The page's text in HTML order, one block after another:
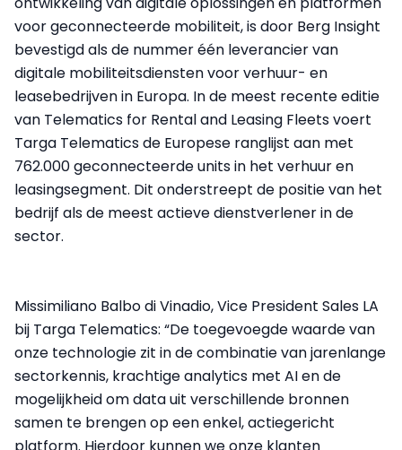
voor geconnecteerde mobiliteit, is door Berg Insight
bevestigd als de nummer één leverancier van
digitale mobiliteitsdiensten voor verhuur- en
leasebedrijven in Europa. In de meest recente editie
van Telematics for Rental and Leasing Fleets voert
Targa Telematics de Europese ranglijst aan met
762.000 geconnecteerde units in het verhuur en
leasingsegment. Dit onderstreept de positie van het
bedrijf als de meest actieve dienstverlener in de
sector.
Missimiliano Balbo di Vinadio, Vice President Sales LA
bij Targa Telematics: “De toegevoegde waarde van
onze technologie zit in de combinatie van jarenlange
sectorkennis, krachtige analytics met AI en de
mogelijkheid om data uit verschillende bronnen
samen te brengen op een enkel, actiegericht
platform. Hierdoor kunnen we onze klanten